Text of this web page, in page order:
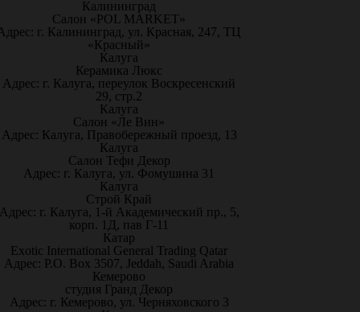
Калининград
Салон «POL MARKET»
г. Калининград, ул. Красная, 247, ТЦ
«Красный»
Калуга
Керамика Люкс
Адрес: г. Калуга, переулок Воскресенский
29, стр.2
Калуга
Салон «Ле Вин»
Адрес: Калуга, Правобережный проезд, 13
Калуга
Салон Тефи Декор
Адрес: г. Калуга, ул. Фомушина 31
Калуга
Строй Край
г. Калуга, 1-й Академический пр., 5,
корп. 1Д, пав Г-11
Катар
Exotic International General Trading Qatar
Адрес: P.O. Box 3507, Jeddah, Saudi Arabia
Кемерово
студия Гранд Декор
Адрес: г. Кемерово, ул. Черняховского 3